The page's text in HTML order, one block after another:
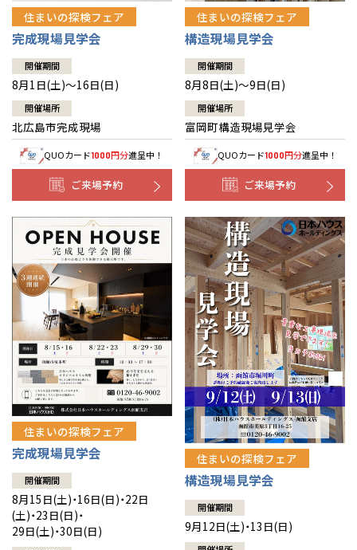
デザイン賞各種受賞
セントラルヒーティング
住まいのお手入れ集
安心の管理体制
ギャラリー
ニュースリリース
代表ごあいさつ
企業理念
会社概要
事業部紹介
IR情報
木材調達指針
グループ会社紹介
CMギャラリー
採用情報
会員サイト
住まいの探検フェア
完成現場見学会
開催期間
8月1日(土)～16日(日)
開催場所
北広島市完成現場
QUOカード1000円分進呈中！
ご来場予約
住まいの探検フェア
構造現場見学会
開催期間
8月8日(土)～9日(日)
開催場所
富岡町構造現場見学会
QUOカード1000円分進呈中！
ご来場予約
住まいの探検フェア
完成現場見学会
開催期間
8月15日(土)・16日(日)・22日
(土)・23日(日)・
29日(土)・30日(日)
住まいの探検フェア
構造現場見学会
開催期間
9月12日(土)・13日(日)